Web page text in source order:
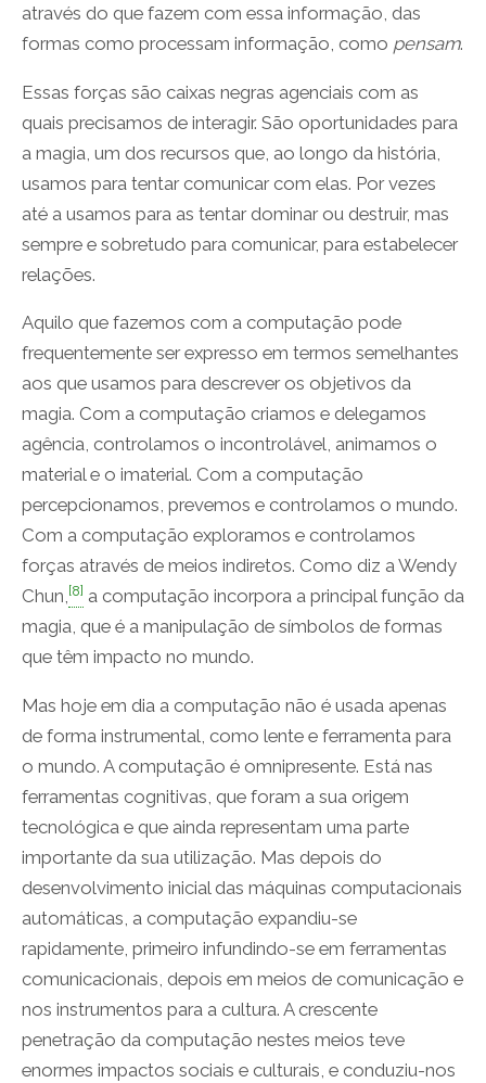
através do que fazem com essa informação, das
formas como processam informação, como pensam.
Essas forças são caixas negras agenciais com as
quais precisamos de interagir. São oportunidades para
a magia, um dos recursos que, ao longo da história,
usamos para tentar comunicar com elas. Por vezes
até a usamos para as tentar dominar ou destruir, mas
sempre e sobretudo para comunicar, para estabelecer
relações.
Aquilo que fazemos com a computação pode
frequentemente ser expresso em termos semelhantes
aos que usamos para descrever os objetivos da
magia. Com a computação criamos e delegamos
agência, controlamos o incontrolável, animamos o
material e o imaterial. Com a computação
percepcionamos, prevemos e controlamos o mundo.
Com a computação exploramos e controlamos
forças através de meios indiretos. Como diz a Wendy
Chun, [8] a computação incorpora a principal função da
magia, que é a manipulação de símbolos de formas
que têm impacto no mundo.
Mas hoje em dia a computação não é usada apenas
de forma instrumental, como lente e ferramenta para
o mundo. A computação é omnipresente. Está nas
ferramentas cognitivas, que foram a sua origem
tecnológica e que ainda representam uma parte
importante da sua utilização. Mas depois do
desenvolvimento inicial das máquinas computacionais
automáticas, a computação expandiu-se
rapidamente, primeiro infundindo-se em ferramentas
comunicacionais, depois em meios de comunicação e
nos instrumentos para a cultura. A crescente
penetração da computação nestes meios teve
enormes impactos sociais e culturais, e conduziu-nos